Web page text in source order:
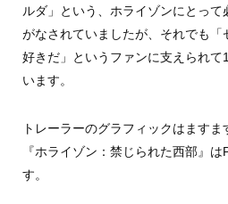
ルダ」という、ホライゾンにとっ
がなされていましたが、それでも
好きだ」というファンに支えられ
います。
トレーラーのグラフィックはますま
『ホライゾン：禁じられた西部』
す。